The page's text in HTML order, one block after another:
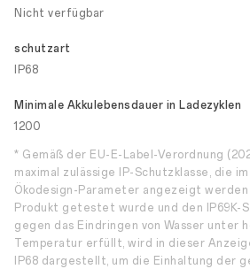
Nicht verfügbar
schutzart
IP68
Minimale Akkulebensdauer in Ladezyklen
1200
* Gemäß der EU-E-Label-Verordnung
maximal zulässige IP-Schutzklasse, die
Ökodesign-Parameter angezeigt
Produkt getestet wurde und den IP69K-
gegen das Eindringen von Wasser unter
Temperatur erfüllt, wird in dieser
IP68 dargestellt, um die Einhaltung der